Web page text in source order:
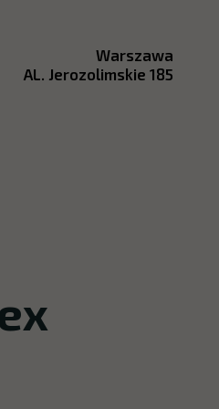
Warszawa
AL. Jerozolimskie 185